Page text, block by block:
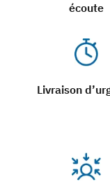
écoute
Livraison